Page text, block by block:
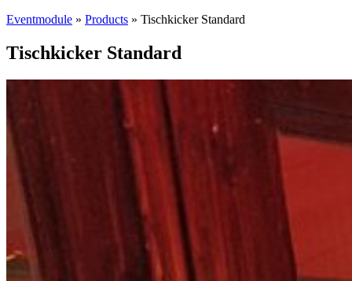
Eventmodule » Products » Tischkicker Standard
Tischkicker Standard